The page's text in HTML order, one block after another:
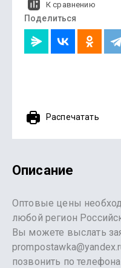
К сравнению
Поделиться
Распечатать
Описание
Оптовые цены
любой регион
Вы можете выслать
позвонить по